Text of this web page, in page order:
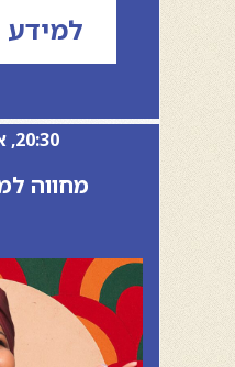
למידע
20:30, אולם אסיא
מחווה